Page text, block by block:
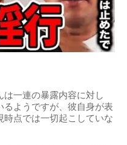
一連の暴露内容に対し
ようですが、彼自身が表
点では一切起こしていな